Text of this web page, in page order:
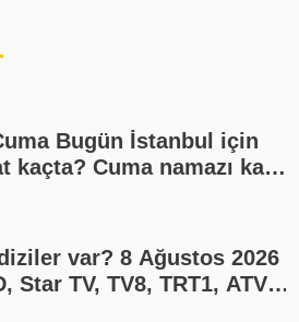
Bugün İstanbul için
kaçta? Cuma namazı kaç
var? 8 Ağustos 2026
Star TV, TV8, TRT1, ATV